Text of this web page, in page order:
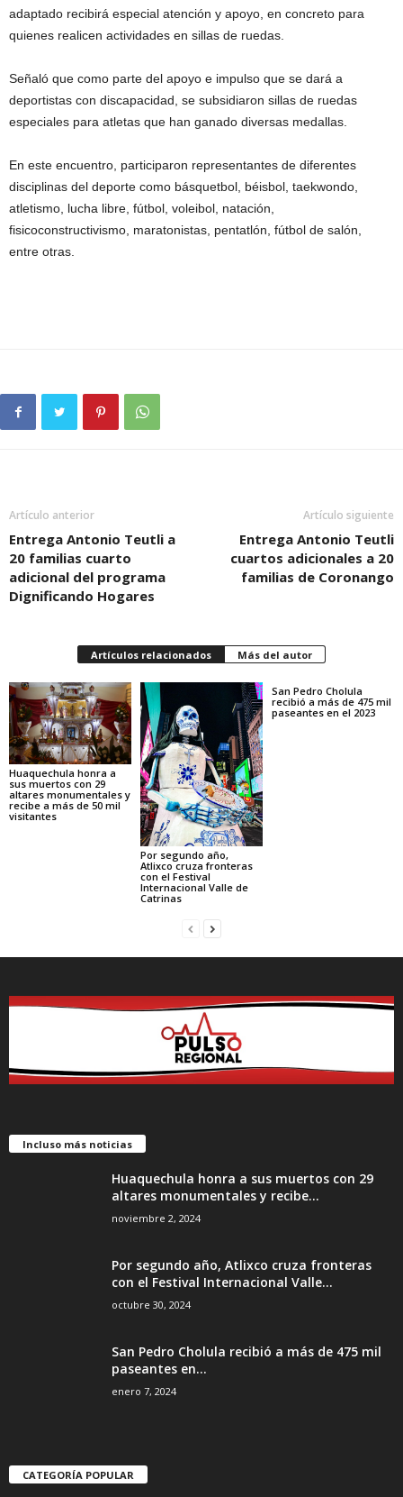
adaptado recibirá especial atención y apoyo, en concreto para
quienes realicen actividades en sillas de ruedas.
Señaló que como parte del apoyo e impulso que se dará a
deportistas con discapacidad, se subsidiaron sillas de ruedas
especiales para atletas que han ganado diversas medallas.
En este encuentro, participaron representantes de diferentes
disciplinas del deporte como básquetbol, béisbol, taekwondo,
atletismo, lucha libre, fútbol, voleibol, natación,
fisicoconstructivismo, maratonistas, pentatlón, fútbol de salón,
entre otras.
Artículo anterior
Entrega Antonio Teutli a
20 familias cuarto
adicional del programa
Dignificando Hogares
Artículo siguiente
Entrega Antonio Teutli
cuartos adicionales a 20
familias de Coronango
Artículos relacionados Más del autor
Huaquechula honra a
sus muertos con 29
altares monumentales y
recibe a más de 50 mil
visitantes
Por segundo año,
Atlixco cruza fronteras
con el Festival
Internacional Valle de
Catrinas
San Pedro Cholula
recibió a más de 475 mil
paseantes en el 2023
Incluso más noticias
Huaquechula honra a sus muertos con 29
altares monumentales y recibe...
noviembre 2, 2024
Por segundo año, Atlixco cruza fronteras
con el Festival Internacional Valle...
octubre 30, 2024
San Pedro Cholula recibió a más de 475 mil
paseantes en...
enero 7, 2024
CATEGORÍA POPULAR